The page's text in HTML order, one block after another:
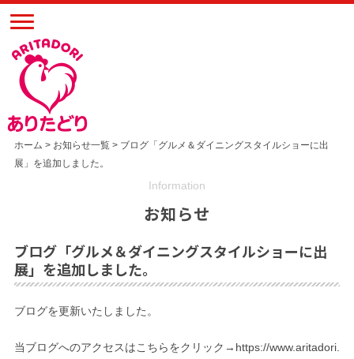
ホーム > お知らせ一覧> ブログ「グルメ＆ダイニングスタイルショーに出
展」を追加しました。
Information
お知らせ
ブログ「グルメ＆ダイニングスタイルショーに出
展」を追加しました。
ブログを更新いたしました。
当ブログへのアクセスはこちらをクリック→ https://www.aritadori.